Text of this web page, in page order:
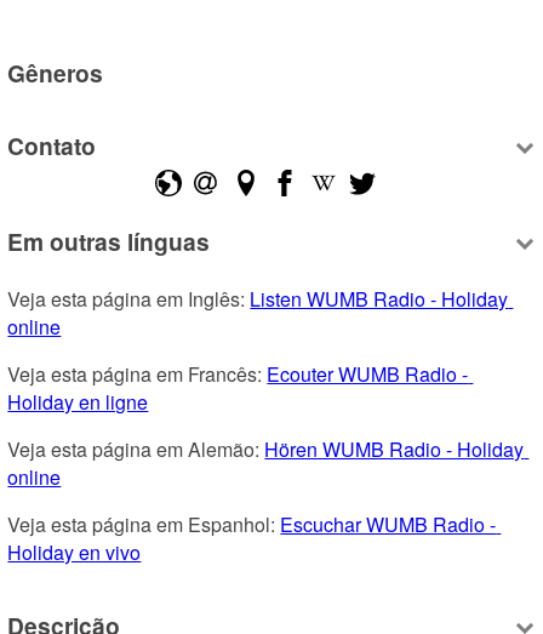
Gêneros
Contato
Em outras línguas
Veja esta página em Inglês: Listen WUMB Radio - Holiday
online
Veja esta página em Francês: Ecouter WUMB Radio -
Holiday en ligne
Veja esta página em Alemão: Hören WUMB Radio - Holiday
online
Veja esta página em Espanhol: Escuchar WUMB Radio -
Holiday en vivo
Descrição